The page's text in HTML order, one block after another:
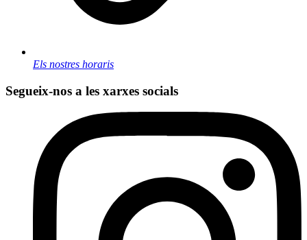
Els nostres horaris
Segueix-nos a les xarxes socials